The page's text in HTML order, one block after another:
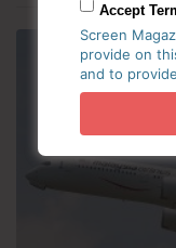
Accept
Screen
provide on
and to